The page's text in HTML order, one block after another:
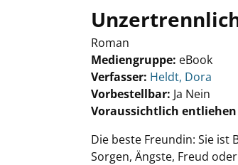
Roman
Mediengruppe: eBook
Verfasser: Suche nach
Heldt, Dora
Vorbestellbar: Ja Nein
Voraussichtlich entliehen
Die beste Freundin: Sie
Sorgen, Ängste, Freud